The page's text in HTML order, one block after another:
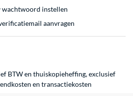
wachtwoord instellen
aanvragen
BTW en thuiskopieheffing, exclusief
en transactiekosten